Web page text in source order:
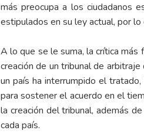
más preocupa a los ciudadanos
estipulados en su ley actual, por
A lo que se le suma, la crítica más
creación de un tribunal de
un país ha interrumpido el
para sostener el acuerdo en el
la creación del tribunal, además
cada país.